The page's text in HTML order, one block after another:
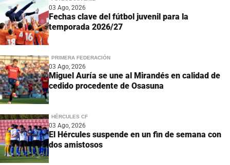
03 Ago, 2026
Fechas clave del fútbol juvenil para la
temporada 2026/27
PRIMERA FEDERACIÓN
03 Ago, 2026
Miguel Auría se une al Mirandés en calidad de
cedido procedente de Osasuna
HÉRCULES CF
03 Ago, 2026
El Hércules suspende en un fin de semana con
dos amistosos